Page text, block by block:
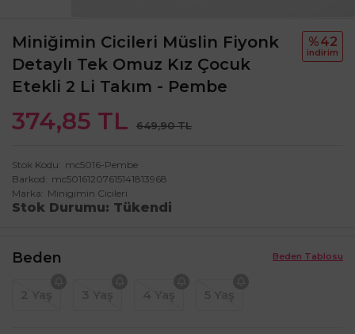
Miniğimin Cicileri Müslin Fiyonk
Detaylı Tek Omuz Kız Çocuk
Etekli 2 Li Takım - Pembe
374,85 TL 649,90 TL
%42
i̇ndi̇ri̇m
Stok Kodu
mc5016-Pembe
Barkod
mc50161207615141813968
Marka
Minigimin Cicileri
Stok Durumu Tükendi
Beden Tablosu
Beden